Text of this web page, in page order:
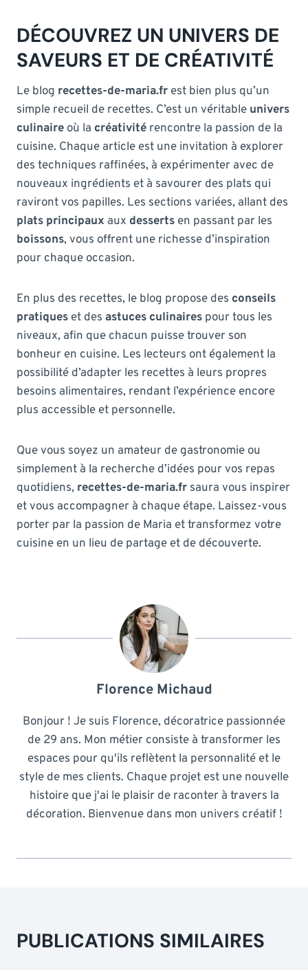
DÉCOUVREZ UN UNIVERS DE
SAVEURS ET DE CRÉATIVITÉ
Le blog recettes-de-maria.fr est bien plus qu’un
simple recueil de recettes. C’est un véritable univers
culinaire où la créativité rencontre la passion de la
cuisine. Chaque article est une invitation à explorer
des techniques raffinées, à expérimenter avec de
nouveaux ingrédients et à savourer des plats qui
raviront vos papilles. Les sections variées, allant des
plats principaux aux desserts en passant par les
boissons, vous offrent une richesse d’inspiration
pour chaque occasion.
En plus des recettes, le blog propose des conseils
pratiques et des astuces culinaires pour tous les
niveaux, afin que chacun puisse trouver son
bonheur en cuisine. Les lecteurs ont également la
possibilité d’adapter les recettes à leurs propres
besoins alimentaires, rendant l’expérience encore
plus accessible et personnelle.
Que vous soyez un amateur de gastronomie ou
simplement à la recherche d’idées pour vos repas
quotidiens, recettes-de-maria.fr saura vous inspirer
et vous accompagner à chaque étape. Laissez-vous
porter par la passion de Maria et transformez votre
cuisine en un lieu de partage et de découverte.
Florence Michaud
Bonjour ! Je suis Florence, décoratrice passionnée
de 29 ans. Mon métier consiste à transformer les
espaces pour qu'ils reflètent la personnalité et le
style de mes clients. Chaque projet est une nouvelle
histoire que j'ai le plaisir de raconter à travers la
décoration. Bienvenue dans mon univers créatif !
PUBLICATIONS SIMILAIRES